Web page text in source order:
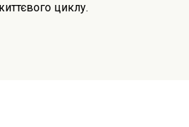
циклу.